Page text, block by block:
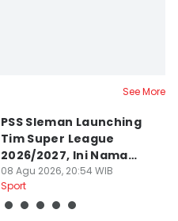
See More
PSS Sleman Launching
Tim Super League
2026/2027, Ini Nama
Para Pemain
08 Agu 2026, 20:54 WIB
Sport